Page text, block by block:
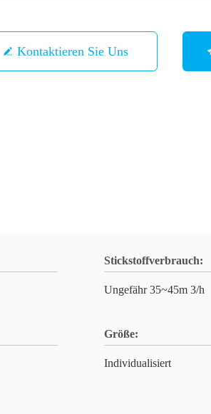
Kontaktieren Sie Uns
Stickstoffverbrauch:
Ungefähr 35~45m 3/h
Größe:
Individualisiert